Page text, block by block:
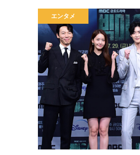
エンタメ